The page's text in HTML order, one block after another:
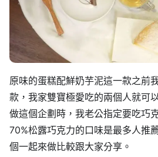
原味的蛋糕配鮮奶芋泥這一款之前
款，我家雙寶極愛吃的兩個人就可
做這個企劃時，我老公指定要吃巧
70%松露巧克力的口味是最多人推
個一起來做比較跟大家分享。